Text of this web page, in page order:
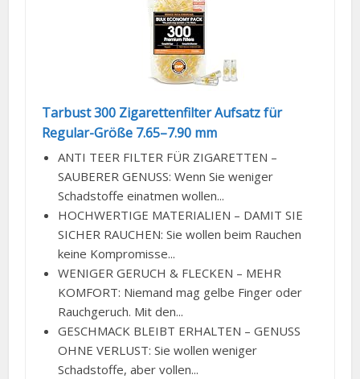
Tarbust 300 Zigarettenfilter Aufsatz für
Regular-Größe 7.65–7.90 mm
ANTI TEER FILTER FÜR ZIGARETTEN –
SAUBERER GENUSS: Wenn Sie weniger
Schadstoffe einatmen wollen...
HOCHWERTIGE MATERIALIEN – DAMIT SIE
SICHER RAUCHEN: Sie wollen beim Rauchen
keine Kompromisse...
WENIGER GERUCH & FLECKEN – MEHR
KOMFORT: Niemand mag gelbe Finger oder
Rauchgeruch. Mit den...
GESCHMACK BLEIBT ERHALTEN – GENUSS
OHNE VERLUST: Sie wollen weniger
Schadstoffe, aber vollen...